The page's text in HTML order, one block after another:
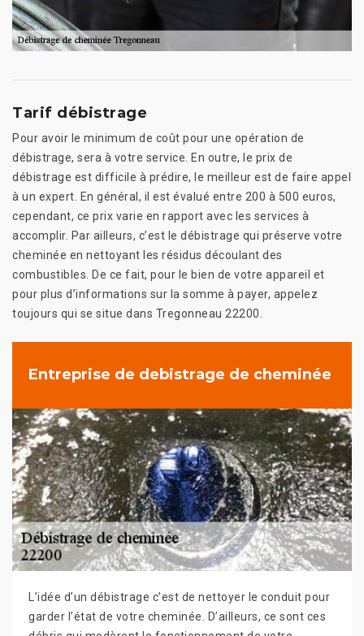
Tarif débistrage
Pour avoir le minimum de coût pour une opération de
débistrage, sera à votre service. En outre, le prix de
débistrage est difficile à prédire, le meilleur est de faire appel
à un expert. En général, il est évalué entre 200 à 500 euros,
cependant, ce prix varie en rapport avec les services à
accomplir. Par ailleurs, c’est le débistrage qui préserve votre
cheminée en nettoyant les résidus découlant des
combustibles. De ce fait, pour le bien de votre appareil et
pour plus d’informations sur la somme à payer, appelez
toujours qui se situe dans Tregonneau 22200.
Entreprise de debistrage de cheminée
L’idée d’un débistrage c’est de nettoyer le conduit pour
garder l’état de votre cheminée. D’ailleurs, ce sont ces